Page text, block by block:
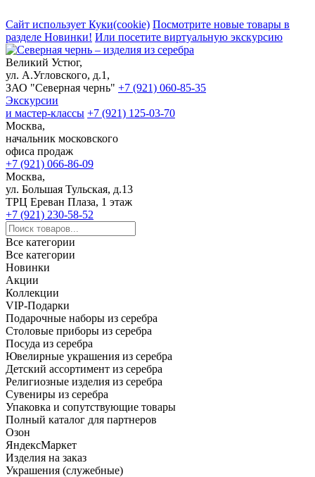
Сайт использует Куки(cookie) Посмотрите новые товары в
разделе Новинки! Или посетите виртуальную экскурсию
Великий Устюг,
ул. А.Угловского, д.1,
ЗАО "Северная чернь" +7 (921) 060-85-35
Экскурсии
и мастер-классы +7 (921) 125-03-70
Москва,
начальник московского
офиса продаж
+7 (921) 066-86-09
Москва,
ул. Большая Тульская, д.13
ТРЦ Ереван Плаза, 1 этаж
+7 (921) 230-58-52
Все категории
Все категории
Новинки
Акции
Коллекции
VIP-Подарки
Подарочные наборы из серебра
Столовые приборы из серебра
Посуда из серебра
Ювелирные украшения из серебра
Детский ассортимент из серебра
Религиозные изделия из серебра
Сувениры из серебра
Упаковка и сопутствующие товары
Полный каталог для партнеров
Озон
ЯндексМаркет
Изделия на заказ
Украшения (служебные)